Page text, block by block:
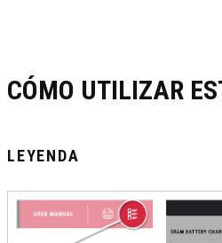
CÓMO UTILIZAR
LEYENDA